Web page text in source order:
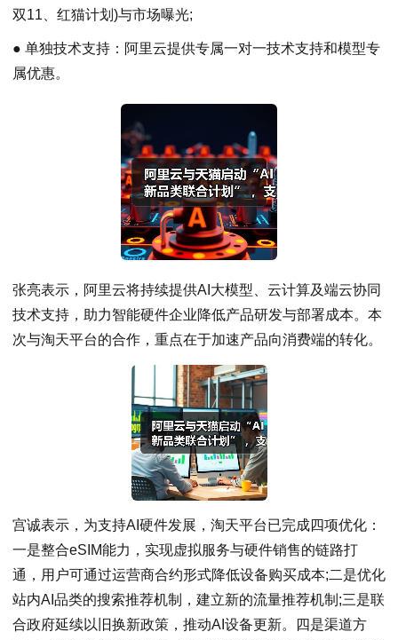
双11、红猫计划)与市场曝光;
● 单独技术支持：阿里云提供专属一对一技术支持和模型专
属优惠。
张亮表示，阿里云将持续提供AI大模型、云计算及端云协同
技术支持，助力智能硬件企业降低产品研发与部署成本。本
次与淘天平台的合作，重点在于加速产品向消费端的转化。
宫诚表示，为支持AI硬件发展，淘天平台已完成四项优化：
一是整合eSIM能力，实现虚拟服务与硬件销售的链路打
通，用户可通过运营商合约形式降低设备购买成本;二是优化
站内AI品类的搜索推荐机制，建立新的流量推荐机制;三是联
合政府延续以旧换新政策，推动AI设备更新。四是渠道方